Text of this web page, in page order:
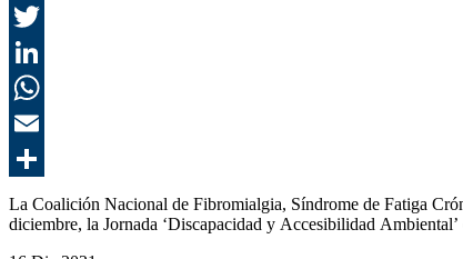
La Coalición Nacional de Fibromialgia, Síndrome de Fatiga
diciembre, la Jornada ‘Discapacidad y Accesibilidad